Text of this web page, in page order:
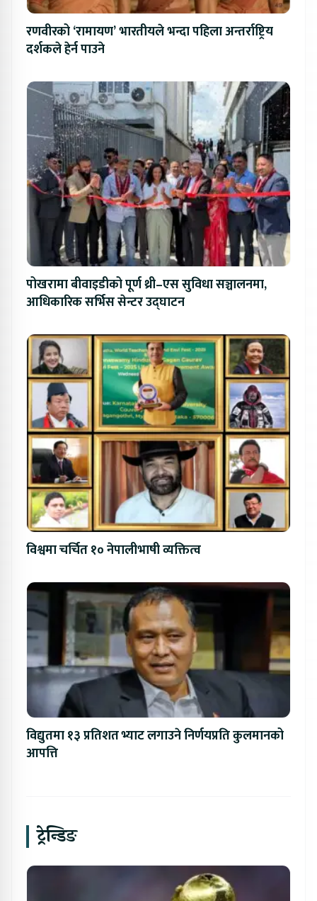
रणवीरको ‘रामायण’ भारतीयले भन्दा पहिला अन्तर्राष्ट्रिय
दर्शकले हेर्न पाउने
पोखरामा बीवाइडीको पूर्ण थ्री–एस सुविधा सञ्चालनमा,
आधिकारिक सर्भिस सेन्टर उद्घाटन
विश्वमा चर्चित १० नेपालीभाषी व्यक्तित्व
विद्युतमा १३ प्रतिशत भ्याट लगाउने निर्णयप्रति कुलमानको
आपत्ति
ट्रेन्डिङ